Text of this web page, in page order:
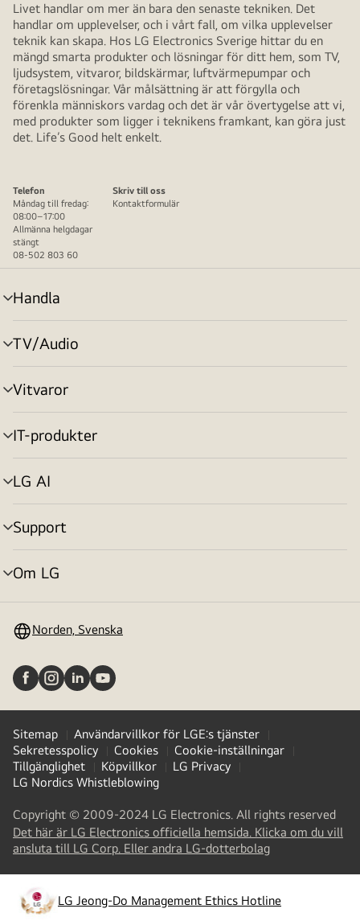
Livet handlar om mer än bara den senaste tekniken. Det
handlar om upplevelser, och i vårt fall, om vilka upplevelser
teknik kan skapa. Hos LG Electronics Sverige hittar du en
mängd smarta produkter och lösningar för ditt hem, som TV,
ljudsystem, vitvaror, bildskärmar, luftvärmepumpar och
företagslösningar. Vår målsättning är att förgylla och
förenkla människors vardag och det är vår övertygelse att vi,
med produkter som ligger i teknikens framkant, kan göra just
det. Life’s Good helt enkelt.
Telefon
Måndag till fredag:
08:00–17:00
Allmänna helgdagar
stängt
08-502 803 60
Skriv till oss
Kontaktformulär
Handla
menyväxling
TV/Audio
menyväxling
Vitvaror
menyväxling
IT-produkter
menyväxling
LG AI
menyväxling
Support
menyväxling
Om LG
menyväxling
Norden, Svenska
Sitemap
Användarvillkor för LGE:s tjänster
Sekretesspolicy
Cookies
Cookie-inställningar
Tillgänglighet
Köpvillkor
LG Privacy
LG Nordics Whistleblowing
Copyright © 2009-2024 LG Electronics. All rights reserved
Det här är LG Electronics officiella hemsida. Klicka om du vill
ansluta till LG Corp. Eller andra LG-dotterbolag(
a
new
tab
LG Jeong-Do Management Ethics Hotline
opens